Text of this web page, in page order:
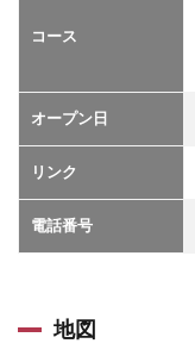
コース
オープン日
リンク
電話番号
地図